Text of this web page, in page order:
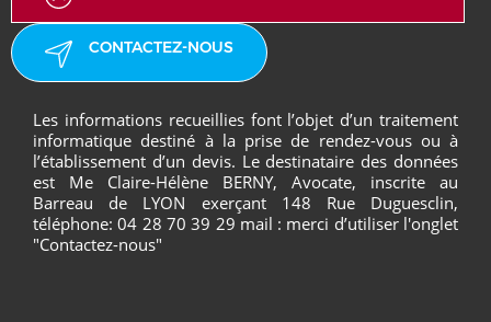
CONTACTEZ-NOUS
Les informations recueillies font l’objet d’un traitement
informatique destiné à la prise de rendez-vous ou à
l’établissement d’un devis. Le destinataire des données
est Me Claire-Hélène BERNY, Avocate, inscrite au
Barreau de LYON exerçant 148 Rue Duguesclin,
téléphone: 04 28 70 39 29 mail : merci d’utiliser l'onglet
"Contactez-nous"